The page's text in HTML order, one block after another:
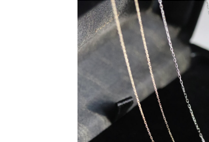
ダイヤモンド
1石ダイヤモンド
世界最小ダイヤモンド
Other
ゴールド
モチーフ
カラーストーン
オパール / パール
チェーンリング
ペアリング